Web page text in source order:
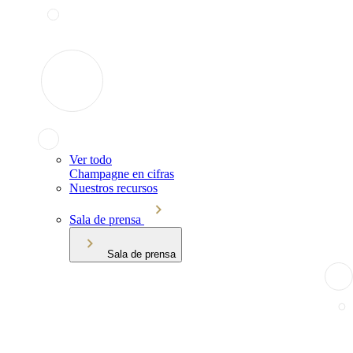
Ver todo
Champagne en cifras
Nuestros recursos
Sala de prensa
Sala de prensa